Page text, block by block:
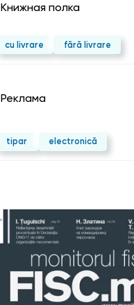
Kнижная полка
cu livrare fără livrare
Реклама
tipar electronică